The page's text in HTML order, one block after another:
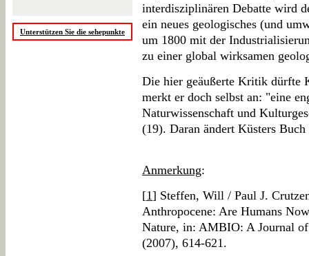
Unterstützen Sie die sehepunkte
interdisziplinären Debatte wird
ein neues geologisches (und
um 1800 mit der
zu einer global wirksamen
Die hier geäußerte Kritik dürfte
merkt er doch selbst an: "eine
Naturwissenschaft und
(19). Daran ändert Küsters
Anmerkung:
[1] Steffen, Will / Paul J.
Anthropocene: Are Humans
Nature, in: AMBIO: A Journal
(2007), 614-621.